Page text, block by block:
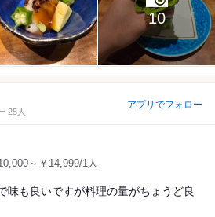
10
25人
アプリでフォロー
～￥14,999/1人
味も良いですが料理の量がちょうど良